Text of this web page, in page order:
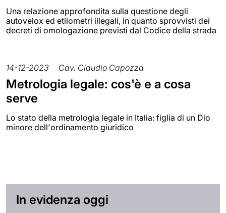
Una relazione approfondita sulla questione degli
autovelox ed etilometri illegali, in quanto sprovvisti dei
decreti di omologazione previsti dal Codice della strada
14-12-2023 Cav. Claudio Capozza
Metrologia legale: cos'è e a cosa
serve
Lo stato della metrologia legale in Italia: figlia di un Dio
minore dell'ordinamento giuridico
In evidenza oggi